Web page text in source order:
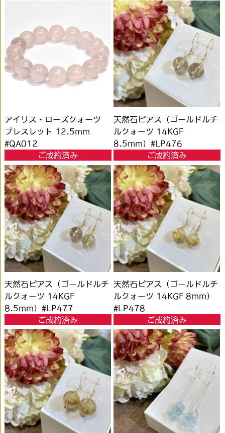
アイリス・ローズクォーツ
ブレスレット 12.5mm
#QA012
ご成約済み
天然石ピアス（ゴールドルチ
ルクォーツ 14KGF
8.5mm）#LP476
ご成約済み
天然石ピアス（ゴールドルチ
ルクォーツ 14KGF
8.5mm）#LP477
ご成約済み
天然石ピアス（ゴールドルチ
ルクォーツ 14KGF 8mm）
#LP478
ご成約済み